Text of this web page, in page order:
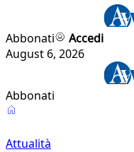
Abbonati
Accedi
August 6, 2026
Abbonati
Attualità